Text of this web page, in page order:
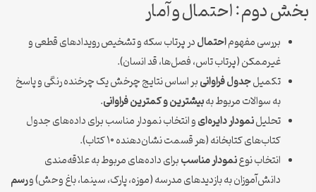
بخش دوم: احتمال و آمار
بررسی مفهوماحتمالدر پرتاب سکه و تشخیص رویدادهای قطعی و
غیرممکن (پرتاب تاس، فصل‌ها، قد انسان).
تکمیلجدول فراوانیبر اساس نتایج چرخش یک چرخنده رنگی و پاسخ
به سوالات مربوط بهبیشترین و کمترین فراوانی.
تحلیلنمودار دایره‌ایو انتخاب نمودار مناسب برای داده‌های جدول
کتاب‌های کتابخانه (هر قسمت نشان‌دهنده ۱۰ کتاب).
انتخاب نوعنمودار مناسببرای داده‌های مربوط به علاقه‌مندی
دانش‌آموزان به بازدیدهای مدرسه (موزه، پارک، سینما، باغ وحش) ورسم